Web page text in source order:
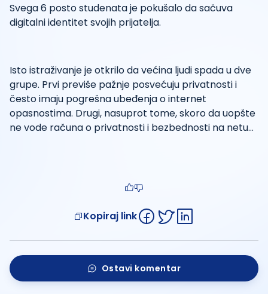
Svega 6 posto studenata je pokušalo da sačuva
digitalni identitet svojih prijatelja.
Isto istraživanje je otkrilo da većina ljudi spada u dve
grupe. Prvi previše pažnje posvećuju privatnosti i
često imaju pogrešna ubeđenja o internet
opasnostima. Drugi, nasuprot tome, skoro da uopšte
ne vode računa o privatnosti i bezbednosti na netu…
Kopiraj link
Ostavi komentar